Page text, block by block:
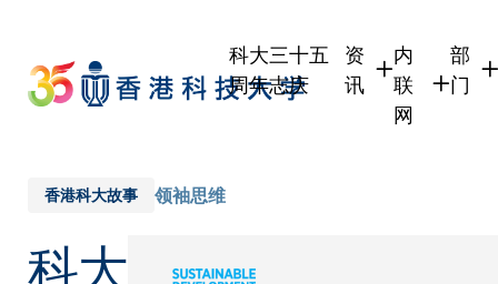
main
content
科大三十五
周年志庆
资
讯
内
联
网
部
门
香港科大故事 领袖思维
科大